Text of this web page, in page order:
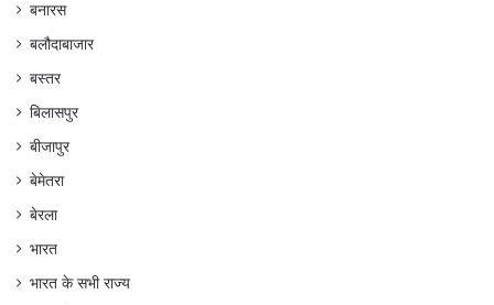
बनारस
बलौदाबाजार
बस्तर
बिलासपुर
बीजापुर
बेमेतरा
बेरला
भारत
भारत के सभी राज्य